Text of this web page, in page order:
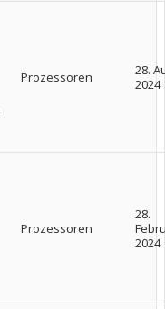
Prozessoren
28.
2024
Prozessoren
28.
2024